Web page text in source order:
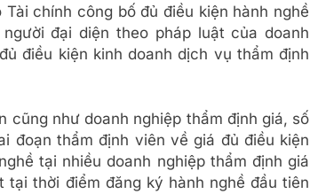
chính công bố đủ điều kiện hành nghề
đại diện theo pháp luật của doanh
điều kiện kinh doanh dịch vụ thẩm định
như doanh nghiệp thẩm định giá, số
đoạn thẩm định viên về giá đủ điều kiện
tại nhiều doanh nghiệp thẩm định giá
thời điểm đăng ký hành nghề đầu tiên